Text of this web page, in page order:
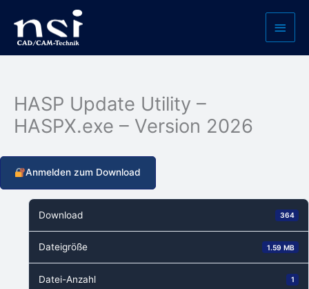
Inhalt
springen
HASP Update Utility –
HASPX.exe – Version 2026
Anmelden zum Download
Download 364
Dateigröße 1.59 MB
Datei-Anzahl 1